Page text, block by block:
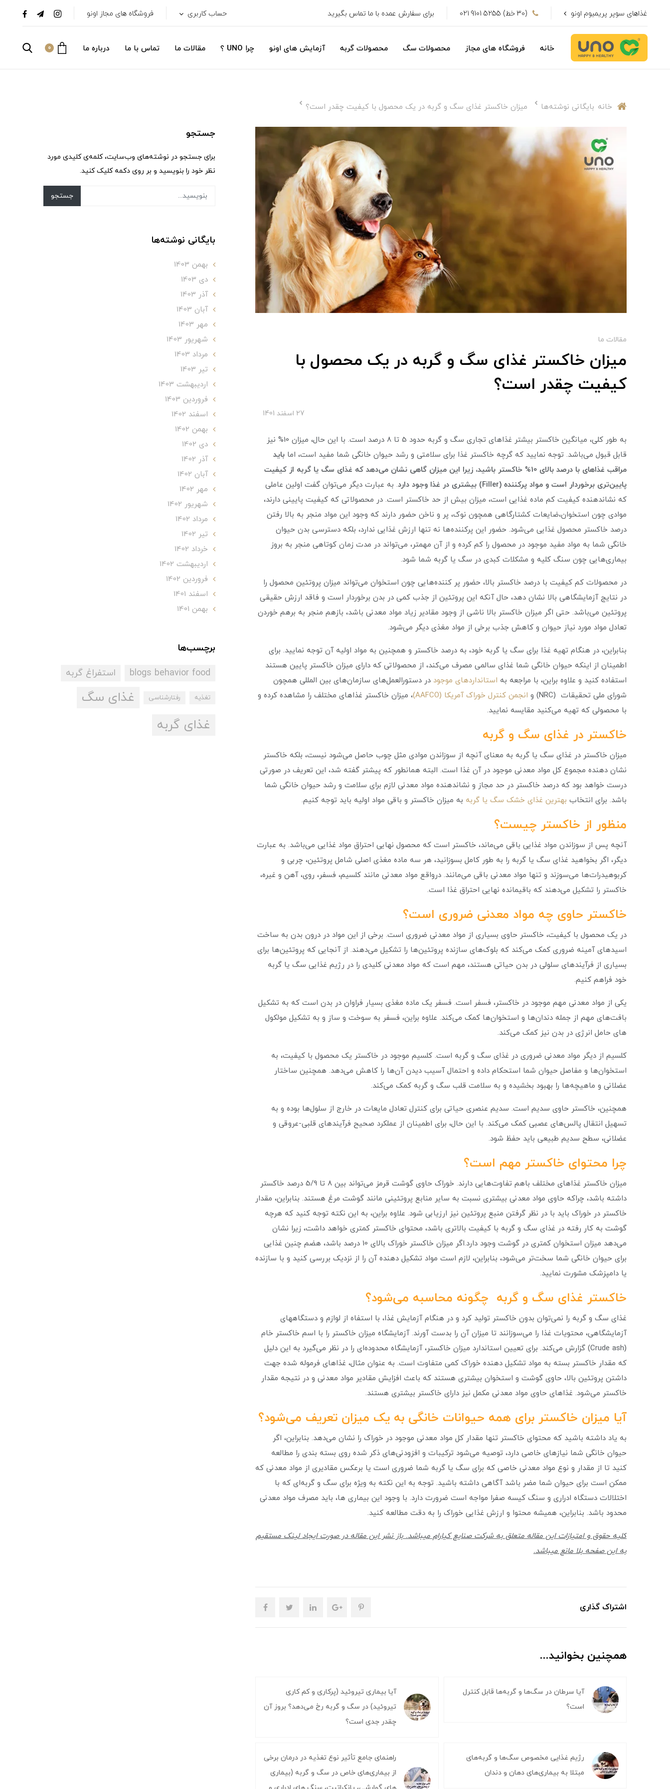
غذاهای سوپر پریمیوم اونو (30 خط) 5255 9101 021 برای سفارش عمده با ما تماس بگیرید حساب کاربری فروشگاه های مجاز اونو
خانه فروشگاه های مجاز محصولات سگ محصولات گربه آزمایش های اونو چرا UNO ؟ مقالات ما تماس با ما درباره ما 0
خانه بایگانی نوشته‌ها میزان خاکستر غذای سگ و گربه در یک محصول با کیفیت چقدر است؟
مقالات ما
میزان خاکستر غذای سگ و گربه در یک محصول با
کیفیت چقدر است؟
27 اسفند 1401
به طور کلی، میانگین خاکستر بیشتر غذاهای تجاری سگ و گربه حدود 5 تا 8 درصد است. با این حال، میزان 10% نیز
قابل قبول می‌باشد. توجه نمایید که گرچه خاکستر غذا برای سلامتی و رشد حیوان خانگی شما مفید است، اما باید
مراقب غذاهای با درصد بالای 10% خاکستر باشید، زیرا این میزان گاهی نشان می‌دهد که غذای سگ یا گربه از کیفیت
پایین‌تری برخوردار است و مواد پرکننده (Filler) بیشتری در غذا وجود دارد
. به عبارت دیگر می‌توان گفت اولین عاملی
که نشاندهنده کیفیت کم ماده غذایی است، میزان بیش از حد خاکستر است. در محصولاتی که کیفیت پایینی دارند،
موادی چون استخوان،ضایعات کشتارگاهی همچون نوک، پر و ناخن حضور دارند که وجود این مواد منجر به بالا رفتن
درصد خاکستر محصول غذایی می‌شود. حضور این پرکننده‌ها نه تنها ارزش غذایی ندارد، بلکه دسترسی بدن حیوان
خانگی شما به مواد مفید موجود در محصول را کم کرده و از آن مهمتر، می‌تواند در مدت زمان کوتاهی منجر به بروز
بیماری‌هایی چون سنگ کلیه و مشکلات کبدی در سگ یا گربه شما شود.
در محصولات کم کیفیت با درصد خاکستر بالا، حضور پر کننده‌هایی چون استخوان می‌تواند میزان پروتئین محصول را
در نتایج آزمایشگاهی بالا نشان دهد، حال آنکه این پروتئین از جذب کمی در بدن برخوردار است و فاقد ارزش حقیقی
پروتئین می‌باشد. حتی اگر میزان خاکستر بالا ناشی از وجود مقادیر زیاد مواد معدنی باشد، بازهم منجر به برهم خوردن
تعادل مواد مورد نیاز حیوان و کاهش جذب برخی از مواد مغذی دیگر می‌شود.
بنابراین، در هنگام تهیه غذا برای سگ یا گربه خود، به درصد خاکستر و همچنین به مواد اولیه آن توجه نمایید. برای
اطمینان از اینکه حیوان خانگی شما غذای سالمی مصرف می‌کند، از محصولاتی که دارای میزان خاکستر پایین هستند
استفاده کنید و علاوه براین، با مراجعه به استانداردهای موجود در دستورالعمل‌های سازمان‌های بین المللی همچون
شورای ملی تحقیقات (NRC) و
انجمن کنترل خوراک آمریکا (AAFCO)
، میزان خاکستر غذاهای مختلف را مشاهده کرده و
با محصولی که تهیه می‌کنید مقایسه نمایید.
خاکستر در غذای سگ و گربه
میزان خاکستر در غذای سگ یا گربه به معنای آنچه از سوزاندن موادی مثل چوب حاصل می‌شود نیست، بلکه خاکستر
نشان دهنده مجموع کل مواد معدنی موجود در آن غذا است. البته همانطور که پیشتر گفته شد، این تعریف در صورتی
درست خواهد بود که درصد خاکستر در حد مجاز و نشاندهنده مواد معدنی لازم برای سلامت و رشد حیوان خانگی شما
باشد. برای انتخاب بهترین غذای خشک سگ یا گربه به میزان خاکستر و باقی مواد اولیه باید توجه کنیم.
منظور از خاکستر چیست؟
آنچه پس از سوزاندن مواد غذایی باقی می‌ماند، خاکستر است که محصول نهایی احتراق مواد غذایی می‌باشد. به عبارت
دیگر، اگر بخواهید غذای سگ یا گربه را به طور کامل بسوزانید، هر سه ماده مغذی اصلی شامل پروتئین، چربی و
کربوهیدرات‌ها می‌سوزند و تنها مواد معدنی باقی می‌مانند. درواقع مواد معدنی مانند کلسیم، فسفر، روی، آهن و غیره،
خاکستر را تشکیل می‌دهند که باقیمانده نهایی احتراق غذا است.
خاکستر حاوی چه مواد معدنی ضروری است؟
در یک محصول با کیفیت، خاکستر حاوی بسیاری از مواد معدنی ضروری است. برخی از این مواد در درون بدن به ساخت
اسیدهای آمینه ضروری کمک می‌کند که بلوک‌های سازنده پروتئین‌ها را تشکیل می‌دهند. از آنجایی که پروتئین‌ها برای
بسیاری از فرآیندهای سلولی در بدن حیاتی هستند، مهم است که مواد معدنی کلیدی را در رژیم غذایی سگ یا گربه
خود فراهم کنیم.
یکی از مواد معدنی مهم موجود در خاکستر، فسفر است. فسفر یک ماده مغذی بسیار فراوان در بدن است که به تشکیل
بافت‌های مهم از جمله دندان‌ها و استخوان‌ها کمک می‌کند. علاوه براین، فسفر به سوخت و ساز و به تشکیل مولکول
های حامل انرژی در بدن نیز کمک می‌کند.
کلسیم از دیگر مواد معدنی ضروری در غذای سگ و گربه است. کلسیم موجود در خاکستر یک محصول با کیفیت، به
استخوان‌ها و مفاصل حیوان شما استحکام داده و احتمال آسیب دیدن آن‌ها را کاهش می‌دهد. همچنین ساختار
عضلانی و ماهیچه‌ها را بهبود بخشیده و به سلامت قلب سگ و گربه کمک می‌کند.
همچنین، خاکستر حاوی سدیم است. سدیم عنصری حیاتی برای کنترل تعادل مایعات در خارج از سلول‌ها بوده و به
تسهیل انتقال پالس‌های عصبی کمک می‌کند. با این حال، برای اطمینان از عملکرد صحیح فرآیندهای قلبی-عروقی و
عضلانی، سطح سدیم طبیعی باید حفظ شود.
چرا محتوای خاکستر مهم است؟
میزان خاکستر غذاهای مختلف باهم تفاوت‌هایی دارند. خوراک حاوی گوشت قرمز می‌تواند بین 8 تا 5/9 درصد خاکستر
داشته باشد، چراکه حاوی مواد معدنی بیشتری نسبت به سایر منابع پروتئینی مانند گوشت مرغ هستند. بنابراین، مقدار
خاکستر در خوراک باید با در نظر گرفتن منبع پروتئین نیز ارزیابی شود. علاوه براین، به این نکته توجه کنید که هرچه
گوشت به کار رفته در غذای سگ و گربه با کیفیت بالاتری باشد، محتوای خاکستر کمتری خواهد داشت، زیرا نشان
می‌دهد میزان استخوان کمتری در گوشت وجود دارد.اگر میزان خاکستر خوراک بالای 10 درصد باشد، هضم چنین غذایی
برای حیوان خانگی شما سخت‌تر می‌شود، بنابراین، لازم است مواد تشکیل دهنده آن را از نزدیک بررسی کنید و با سازنده
یا دامپزشک مشورت نمایید.
خاکستر غذای سگ و گربه چگونه محاسبه می‌شود؟
غذای سگ و گربه را نمی‌توان بدون خاکستر تولید کرد و در هنگام آزمایش غذا، با استفاه از لوازم و دستگاه­های
آزمایشگاهی، محتویات غذا را می‌سوزانند تا میزان آن را بدست آورند. آزمایشگاه میزان خاکستر را با اسم خاکستر خام
(Crude ash) گزارش می‌کند. برای تعیین استاندارد میزان خاکستر، آزمایشگاه محدوده‌ای را در نظر می‌گیرد به این دلیل
که مقدار خاکستر بسته به مواد تشکیل دهنده خوراک کمی متفاوت است. به عنوان مثال، غذاهای فرموله شده جهت
داشتن پروتئین بالا، حاوی گوشت و استخوان بیشتری هستند که باعث افزایش مقادیر مواد معدنی و در نتیجه مقدار
خاکستر می‌شود. غذاهای حاوی مواد معدنی مکمل نیز دارای خاکستر بیشتری هستند.
آیا میزان خاکستر برای همه حیوانات خانگی به یک میزان تعریف می‌شود؟
به یاد داشته باشید که محتوای خاکستر تنها مقدار کل مواد معدنی موجود در خوراک را نشان می‌دهد. بنابراین، اگر
حیوان خانگی شما نیازهای خاصی دارد، توصیه می‌شود ترکیبات و افزودنی‌های ذکر شده روی بسته بندی را مطالعه
کنید تا از مقدار و نوع مواد معدنی خاصی که برای سگ یا گربه شما ضروری است یا برعکس مقادیری از مواد معدنی که
ممکن است برای حیوان شما مضر باشد آگاهی داشته باشید. توجه به این نکته به ویژه برای سگ و گربه‌ای که با
اختلالات دستگاه ادراری و سنگ کیسه صفرا مواجه است ضرورت دارد. با وجود این بیماری ها، باید مصرف مواد معدنی
محدود باشد. بنابراین، همیشه محتوا و ارزش غذایی خوراک را به دقت مطالعه کنید.
کلیه حقوق و امتیازات این مقاله متعلق به شرکت صنایع کیارام میباشد. باز نشر این مقاله در صورت ایجاد لینک مستقیم
به این صفحه بلا مانع میباشد.
اشتراک گذاری
همچنین بخوانید...
آیا سرطان در سگ‌ها و گربه‌ها قابل کنترل
است؟
آیا بیماری تیروئید (پرکاری و کم کاری
تیروئید) در سگ و گربه رخ می‌دهد؟ بروز آن
چقدر جدی است؟
رژیم غذایی مخصوص سگ‌ها و گربه‌های
مبتلا به بیماری‌های دهان و دندان
راهنمای جامع تأثیر نوع تغذیه در درمان برخی
از بیماری‌های خاص در سگ و گربه (بیماری
جستجو
برای جستجو در نوشته‌های وب‌سایت، کلمه‌ی کلیدی مورد
نظر خود را بنویسید و بر روی دکمه کلیک کنید.
جستجو
بایگانی نوشته‌ها
بهمن 1403
دی 1403
آذر 1403
آبان 1403
مهر 1403
شهریور 1403
مرداد 1403
تير 1403
ارديبهشت 1403
فروردین 1403
اسفند 1402
بهمن 1402
دی 1402
آذر 1402
آبان 1402
مهر 1402
شهریور 1402
مرداد 1402
تير 1402
خرداد 1402
ارديبهشت 1402
فروردین 1402
اسفند 1401
بهمن 1401
برچسب‌ها
blogs behavior food
استفراغ گربه
تغذیه رفتارشناسی
غذای سگ
غذای گربه